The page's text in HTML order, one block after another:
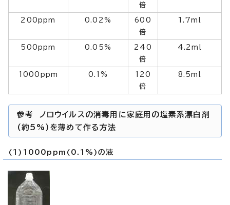
倍
200ppm 0.02%
600
倍
1.7ml
500ppm 0.05%
240
倍
4.2ml
1000ppm 0.1%
120
倍
8.5ml
参考 ノロウイルスの消毒用に家庭用の塩素系漂白剤
(約5%)を薄めて作る方法
(1)1000ppm(0.1%)の液